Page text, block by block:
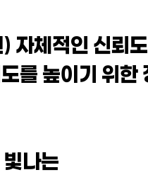
자체적인 신뢰
를 높이기 위
나는